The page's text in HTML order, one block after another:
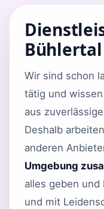
Bühlertal
Wir sind schon
tätig und
aus
Deshalb
anderen
Umgebung
alles geben und
und mit